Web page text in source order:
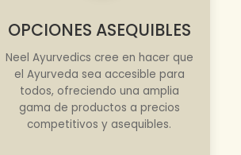
OPCIONES ASEQUIBLES
Neel Ayurvedics cree en hacer que
el Ayurveda sea accesible para
todos, ofreciendo una amplia
gama de productos a precios
competitivos y asequibles.